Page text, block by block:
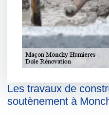
Les travaux de
soutènement à